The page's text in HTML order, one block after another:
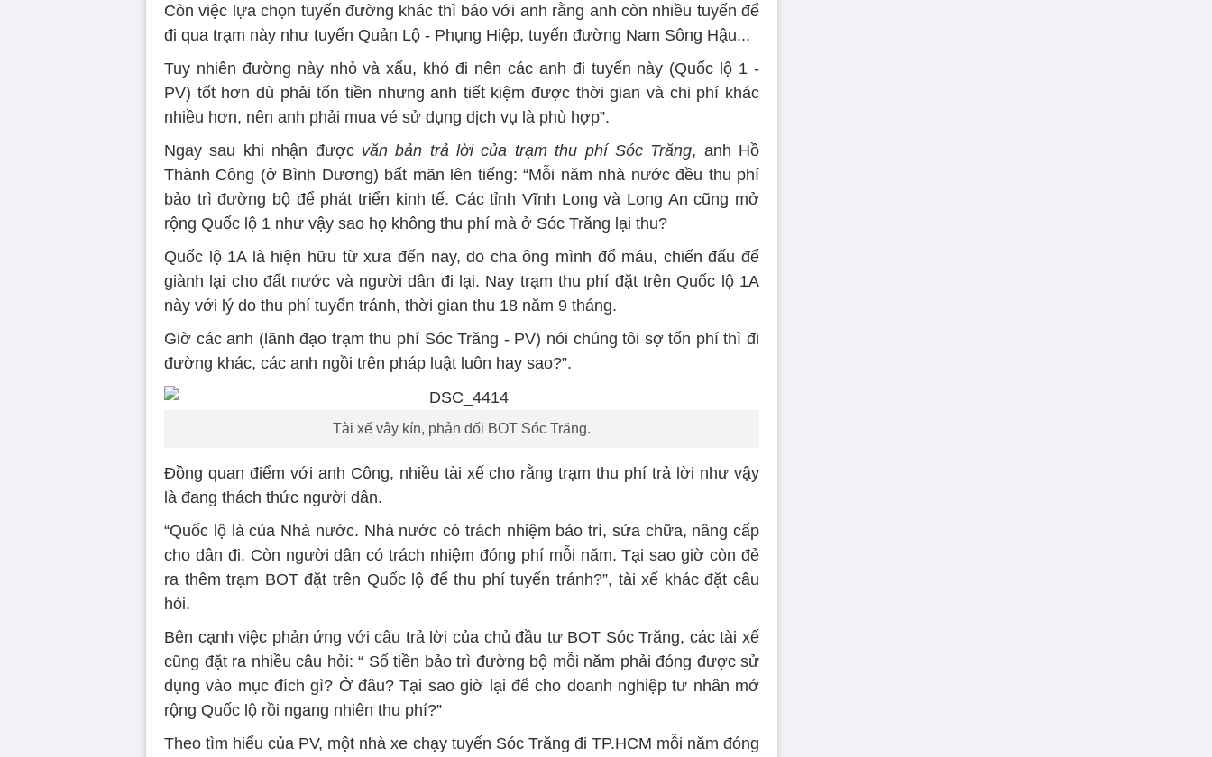
Còn việc lựa chọn tuyến đường khác thì báo với anh rằng anh còn nhiều tuyến để
đi qua trạm này như tuyến Quản Lộ - Phụng Hiệp, tuyến đường Nam Sông Hậu...
Tuy nhiên đường này nhỏ và xấu, khó đi nên các anh đi tuyến này (Quốc lộ 1 -
PV) tốt hơn dù phải tốn tiền nhưng anh tiết kiệm được thời gian và chi phí khác
nhiều hơn, nên anh phải mua vé sử dụng dịch vụ là phù hợp”.
Ngay sau khi nhận được văn bản trả lời của trạm thu phí Sóc Trăng, anh Hồ
Thành Công (ở Bình Dương) bất mãn lên tiếng: “Mỗi năm nhà nước đều thu phí
bảo trì đường bộ để phát triển kinh tế. Các tỉnh Vĩnh Long và Long An cũng mở
rộng Quốc lộ 1 như vậy sao họ không thu phí mà ở Sóc Trăng lại thu?
Quốc lộ 1A là hiện hữu từ xưa đến nay, do cha ông mình đổ máu, chiến đấu để
giành lại cho đất nước và người dân đi lại. Nay trạm thu phí đặt trên Quốc lộ 1A
này với lý do thu phí tuyến tránh, thời gian thu 18 năm 9 tháng.
Giờ các anh (lãnh đạo trạm thu phí Sóc Trăng - PV) nói chúng tôi sợ tốn phí thì đi
đường khác, các anh ngồi trên pháp luật luôn hay sao?”.
Tài xế vây kín, phản đối BOT Sóc Trăng.
Đồng quan điểm với anh Công, nhiều tài xế cho rằng trạm thu phí trả lời như vậy
là đang thách thức người dân.
“Quốc lộ là của Nhà nước. Nhà nước có trách nhiệm bảo trì, sửa chữa, nâng cấp
cho dân đi. Còn người dân có trách nhiệm đóng phí mỗi năm. Tại sao giờ còn đẻ
ra thêm trạm BOT đặt trên Quốc lộ để thu phí tuyến tránh?”, tài xế khác đặt câu
hỏi.
Bên cạnh việc phản ứng với câu trả lời của chủ đầu tư BOT Sóc Trăng, các tài xế
cũng đặt ra nhiều câu hỏi: “ Số tiền bảo trì đường bộ mỗi năm phải đóng được sử
dụng vào mục đích gì? Ở đâu? Tại sao giờ lại để cho doanh nghiệp tư nhân mở
rộng Quốc lộ rồi ngang nhiên thu phí?”
Theo tìm hiểu của PV, một nhà xe chạy tuyến Sóc Trăng đi TP.HCM mỗi năm đóng